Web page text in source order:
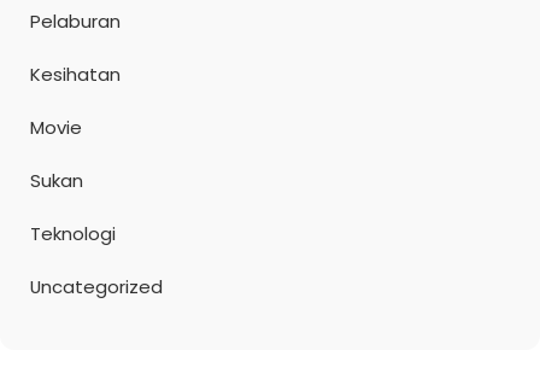
Pelaburan
Kesihatan
Movie
Sukan
Teknologi
Uncategorized